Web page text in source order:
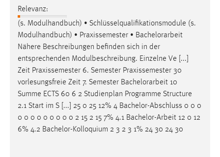
Relevanz:
(s. Modulhandbuch) • Schlüsselqualifikationsmodule (s.
Modulhandbuch) • Praxissemester • Bachelorarbeit
Nähere Beschreibungen befinden sich in der
entsprechenden Modulbeschreibung. Einzelne Ve [...]
Zeit Praxissemester 6. Semester Praxissemester 30
vorlesungsfreie Zeit 7. Semester Bachelorarbeit 10
Summe ECTS 60 6 2 Studienplan Programme Structure
2.1 Start im S [...] 25 0 25 12% 4 Bachelor-Abschluss 0 0 0
0 0 0 0 0 0 0 0 0 2 15 2 15 7% 4.1 Bachelor-Arbeit 12 0 12
6% 4.2 Bachelor-Kolloquium 2 3 2 3 1% 24 30 24 30